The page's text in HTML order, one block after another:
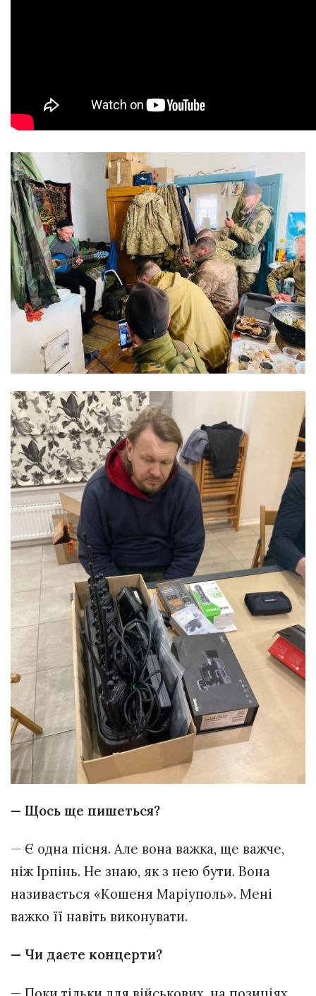
— Щось ще пишеться?
— Є одна пісня. Але вона важка, ще важче,
ніж Ірпінь. Не знаю, як з нею бути. Вона
називається «Кошеня Маріуполь». Мені
важко її навіть виконувати.
— Чи даєте концерти?